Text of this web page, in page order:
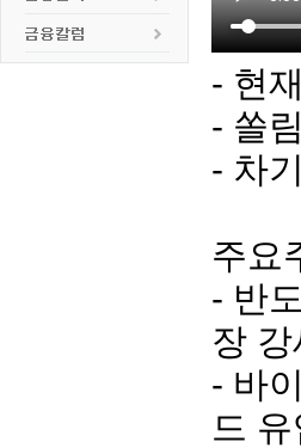
- 현
- 쏠
- 차
주요
- 반
장
- 바
드